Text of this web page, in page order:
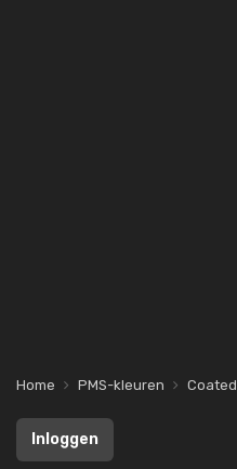
Home PMS-kleuren Coated
Inloggen